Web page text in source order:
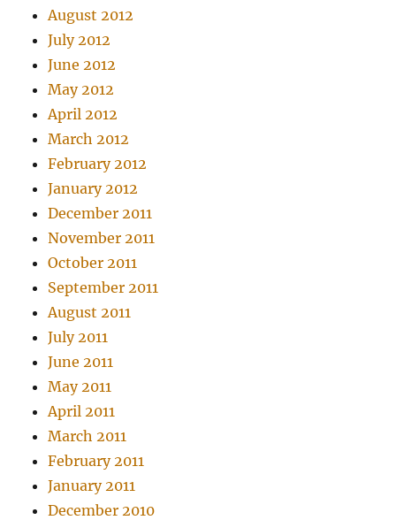
August 2012
July 2012
June 2012
May 2012
April 2012
March 2012
February 2012
January 2012
December 2011
November 2011
October 2011
September 2011
August 2011
July 2011
June 2011
May 2011
April 2011
March 2011
February 2011
January 2011
December 2010